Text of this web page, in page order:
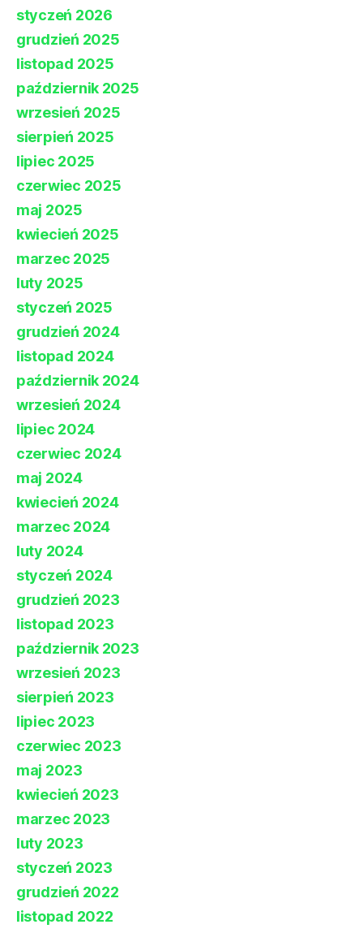
styczeń 2026
grudzień 2025
listopad 2025
październik 2025
wrzesień 2025
sierpień 2025
lipiec 2025
czerwiec 2025
maj 2025
kwiecień 2025
marzec 2025
luty 2025
styczeń 2025
grudzień 2024
listopad 2024
październik 2024
wrzesień 2024
lipiec 2024
czerwiec 2024
maj 2024
kwiecień 2024
marzec 2024
luty 2024
styczeń 2024
grudzień 2023
listopad 2023
październik 2023
wrzesień 2023
sierpień 2023
lipiec 2023
czerwiec 2023
maj 2023
kwiecień 2023
marzec 2023
luty 2023
styczeń 2023
grudzień 2022
listopad 2022